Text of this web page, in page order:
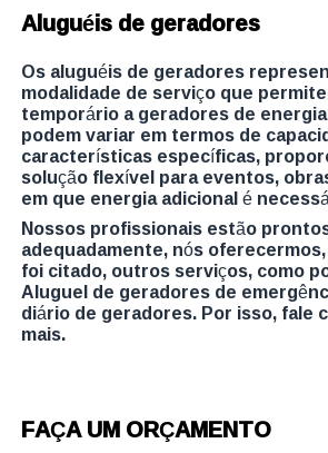
Aluguéis de geradores
Os aluguéis de geradores
modalidade de serviço que
temporário a geradores de
podem variar em termos de
características específicas,
solução flexível para eventos,
em que energia adicional é
Nossos profissionais estão
adequadamente, nós
foi citado, outros serviços, como
Aluguel de geradores de
diário de geradores. Por isso, fale
mais.
FAÇA UM ORÇAMENTO